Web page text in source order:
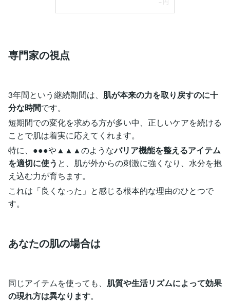
専門家の視点
3年間という継続期間は、 肌が本来の力を取り戻すのに十
分な時間です。
短期間での変化を求める方が多い中、正しいケアを続ける
ことで肌は着実に応えてくれます。
特に、●●●や▲▲▲のようなバリア機能を整えるアイテム
を適切に使う と、肌が外からの刺激に強くなり、水分を抱
え込む力が育ちます。
これは「良くなった」と感じる根本的な理由のひとつで
す。
あなたの肌の場合は
同じアイテムを使っても、 肌質や生活リズムによって効果
の現れ方は異なります。